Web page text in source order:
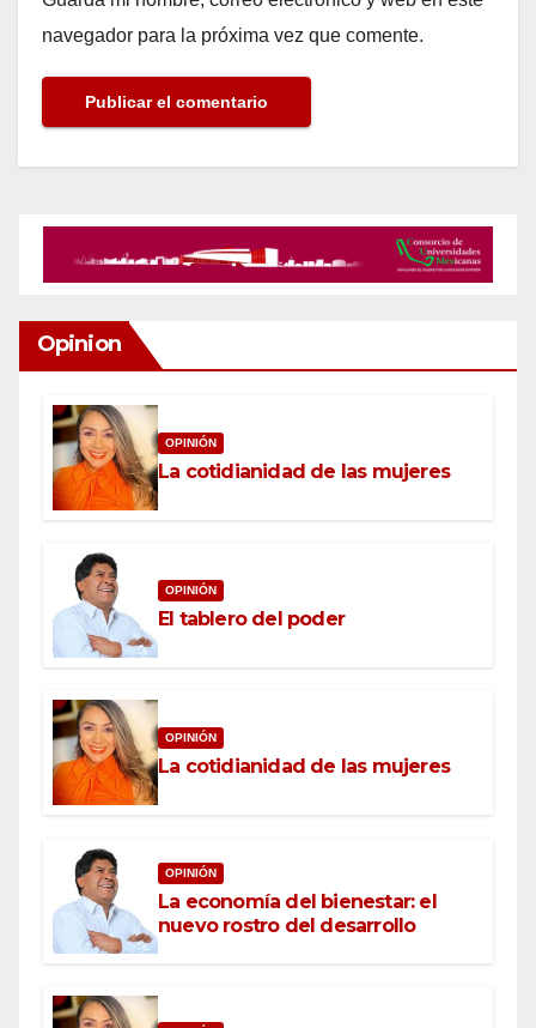
navegador para la próxima vez que comente.
Opinion
OPINIÓN
La cotidianidad de las mujeres
OPINIÓN
El tablero del poder
OPINIÓN
La cotidianidad de las mujeres
OPINIÓN
La economía del bienestar: el
nuevo rostro del desarrollo